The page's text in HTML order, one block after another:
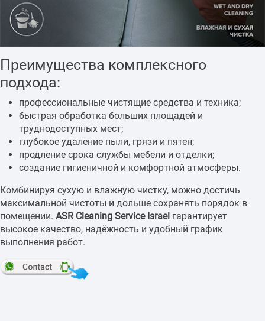
Преимущества комплексного
подхода:
профессиональные чистящие средства и техника;
быстрая обработка больших площадей и
труднодоступных мест;
глубокое удаление пыли, грязи и пятен;
продление срока службы мебели и отделки;
создание гигиеничной и комфортной атмосферы.
Комбинируя сухую и влажную чистку, можно достичь
максимальной чистоты и дольше сохранять порядок в
помещении. ASR Cleaning Service Israel гарантирует
высокое качество, надёжность и удобный график
выполнения работ.